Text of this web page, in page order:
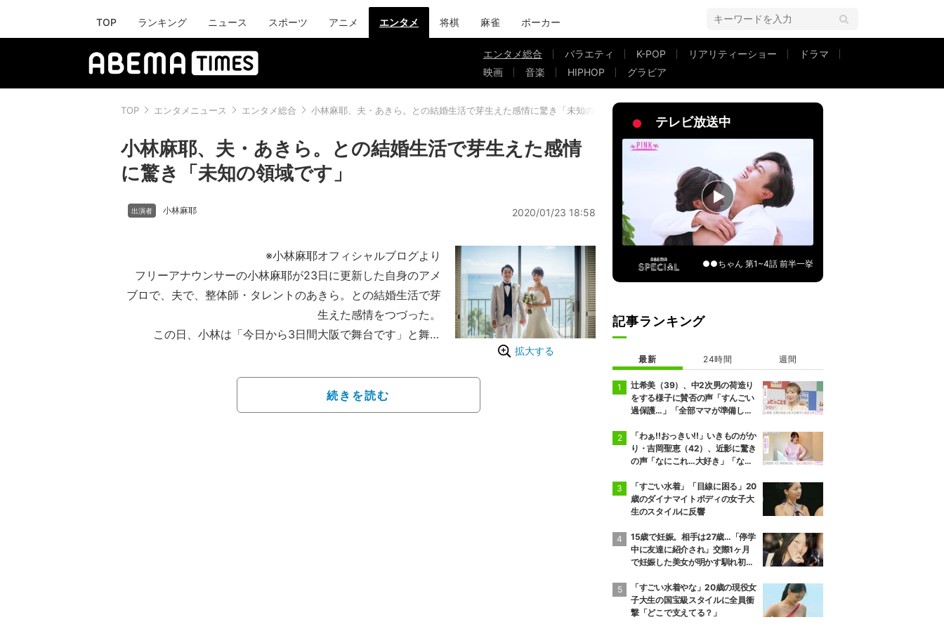
TOP ランキング ニュース スポーツ アニメ エンタメ 将棋 麻雀 ポーカー
エンタメ総合 バラエティ K-POP リアリティーショー
ドラマ
映画
音楽 HIPHOP グラビア
TOP エンタメニュース エンタメ総合 小林麻耶、夫・あきら。との結婚生活で芽生えた感情に驚き「未知の領域です」
小林麻耶、夫・あきら。との結婚生活で芽生えた感情
に驚き「未知の領域です」
小林麻耶 2020/01/23 18:58
拡大する
※小林麻耶オフィシャルブログより
フリーアナウンサーの小林麻耶が23日に更新した自身のアメ
ブロで、夫で、整体師・タレントのあきら。との結婚生活で芽
生えた感情をつづった。
この日、小林は「今日から3日間大阪で舞台です」と舞台
現地に滞在することを報告。「結婚して以来、3日間も夫と離
れるのは初めて！」と明かし、「もうすでに寂しいです！」と
本音を告白。「人と一緒に毎日は暮らせないと思っていた私
続きを読む
テレビ放送中
●●ちゃん 第1~4話 前半一挙
記事ランキング
最新 24時間 週間
辻希美（39）、中2次男の荷造り
をする様子に賛否の声「すんごい
過保護…」「全部ママが準備して
「わぁ!!おっきい!!」いきものがか
り・吉岡聖恵（42）、近影に驚き
の声「なにこれ…大好き」「なん
「すごい水着」「目線に困る」20
歳のダイナマイトボディの女子大
生のスタイルに反響
15歳で妊娠。相手は27歳…「停学
中に友達に紹介され」交際1ヶ月
で妊娠した美女が明かす馴れ初め
絶句
「すごい水着やな」20歳の現役女
子大生の国宝級スタイルに全員衝
撃「どこで支えてる？」